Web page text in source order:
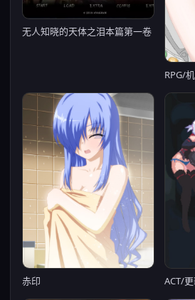
无人知晓的天体之泪本篇第一卷
赤印